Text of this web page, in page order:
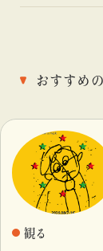
おすすめ
観る